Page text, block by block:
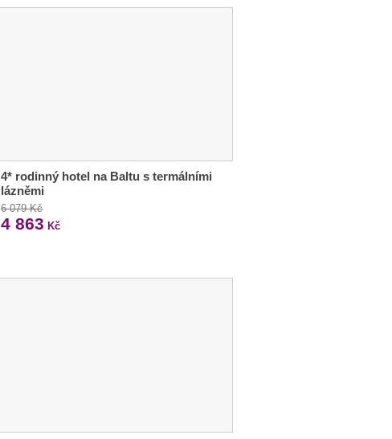
4* rodinný hotel na Baltu s termálními
lázněmi
6 079 Kč
4 863 Kč